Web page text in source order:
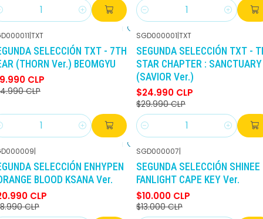
Cantidad
DCTO
|TXT
SELECCIÓN TXT - 7TH
(THORN Ver.) BEOMGYU
CLP
CLP
-17%DCTO
SGD000001|TXT
SEGUNDA SELECCIÓN TXT -
STAR CHAPTER : SANCTUARY
(SAVIOR Ver.)
$24.990 CLP
$29.990 CLP
Cantidad
DCTO
|
SELECCIÓN ENHYPEN
BLOOD KSANA Ver.
CLP
CLP
-23% DCTO
SGD000007|
SEGUNDA SELECCIÓN SHINEE
FANLIGHT CAPE KEY Ver.
$10.000 CLP
$13.000 CLP